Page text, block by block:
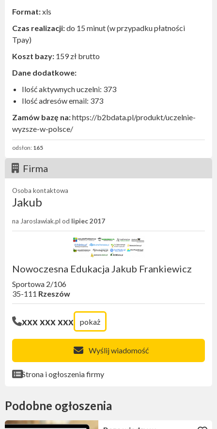
Format:xls
Czas realizacji:do 15 minut (w przypadku płatności
Tpay)
Koszt bazy: 159 zł brutto
Dane dodatkowe:
Ilość aktywnych uczelni: 373
Ilość adresów email: 373
Zamów bazę na:https://b2bdata.pl/produkt/uczelnie-
wyzsze-w-polsce/
odsłon: 165
Firma
Osoba kontaktowa
Jakub
na Jaroslawiak.pl od lipiec 2017
Nowoczesna Edukacja Jakub Frankiewicz
Sportowa 2/106
35-111 Rzeszów
xxx xxx xxx pokaż
Wyślij wiadomość
Strona i ogłoszenia firmy
Podobne ogłoszenia